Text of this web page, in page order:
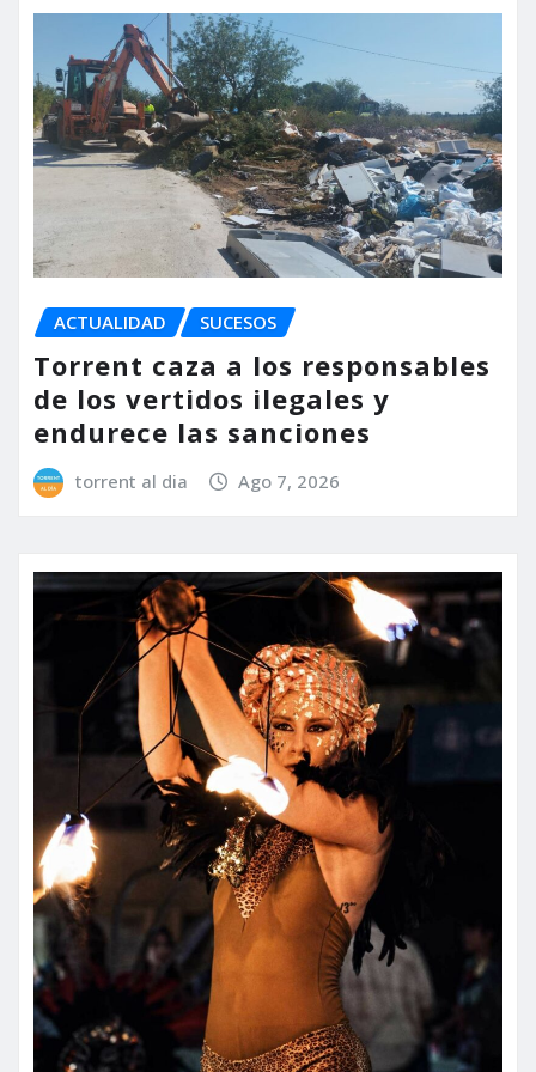
ACTUALIDAD SUCESOS
Torrent caza a los responsables
de los vertidos ilegales y
endurece las sanciones
torrent al dia Ago 7, 2026